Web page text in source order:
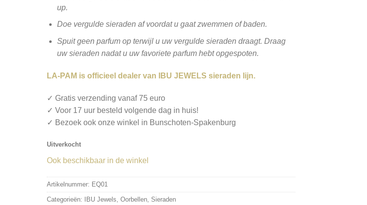
up.
Doe vergulde sieraden af ​​voordat u gaat zwemmen of baden.
Spuit geen parfum op terwijl u uw vergulde sieraden draagt. Draag
uw sieraden nadat u uw favoriete parfum hebt opgespoten.
LA-PAM is officieel dealer van IBU JEWELS sieraden lijn.
✓ Gratis verzending vanaf 75 euro
✓ Voor 17 uur besteld volgende dag in huis!
✓ Bezoek ook onze winkel in Bunschoten-Spakenburg
Uitverkocht
Ook beschikbaar in de winkel
Artikelnummer: EQ01
Categorieën: IBU Jewels, Oorbellen, Sieraden